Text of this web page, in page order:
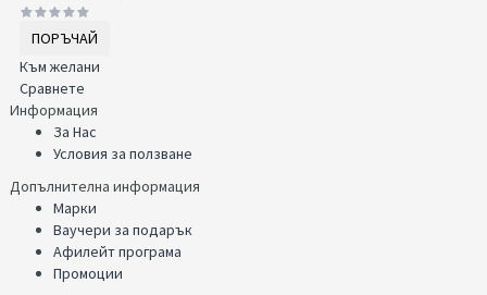
ПОРЪЧАЙ
Към желани
Сравнете
Информация
За Нас
Условия за ползване
Допълнителна информация
Марки
Ваучери за подарък
Афилейт програма
Промоции